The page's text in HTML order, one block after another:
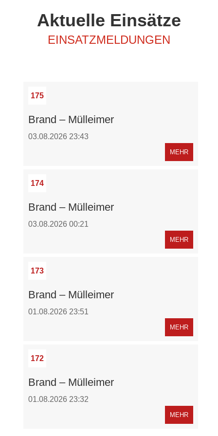
Aktuelle Einsätze
EINSATZMELDUNGEN
175
Brand – Mülleimer
03.08.2026 23:43
MEHR
174
Brand – Mülleimer
03.08.2026 00:21
MEHR
173
Brand – Mülleimer
01.08.2026 23:51
MEHR
172
Brand – Mülleimer
01.08.2026 23:32
MEHR